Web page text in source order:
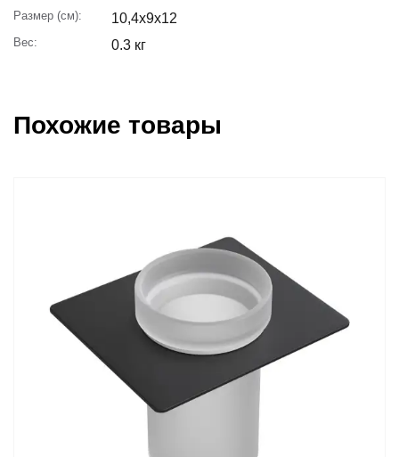
Размер (см): 10,4x9x12
Вес: 0.3 кг
Похожие товары